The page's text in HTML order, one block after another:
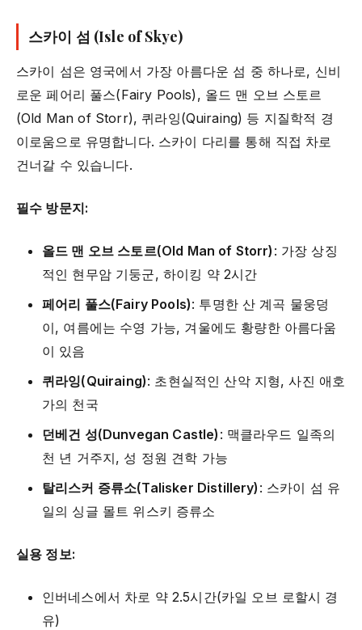
스카이 섬 (Isle of Skye)
스카이 섬은 영국에서 가장 아름다운 섬 중 하나로, 신비
로운 페어리 풀스(Fairy Pools), 올드 맨 오브 스토르
(Old Man of Storr), 퀴라잉(Quiraing) 등 지질학적 경
이로움으로 유명합니다. 스카이 다리를 통해 직접 차로
건너갈 수 있습니다.
필수 방문지:
올드 맨 오브 스토르(Old Man of Storr) : 가장 상징
적인 현무암 기둥군, 하이킹 약 2시간
페어리 풀스(Fairy Pools): 투명한 산 계곡 물웅덩
이, 여름에는 수영 가능, 겨울에도 황량한 아름다움
이 있음
퀴라잉(Quiraing): 초현실적인 산악 지형, 사진 애호
가의 천국
던베건 성(Dunvegan Castle) : 맥클라우드 일족의
천 년 거주지, 성 정원 견학 가능
탈리스커 증류소(Talisker Distillery) : 스카이 섬 유
일의 싱글 몰트 위스키 증류소
실용 정보:
인버네스에서 차로 약 2.5시간(카일 오브 로할시 경
유)